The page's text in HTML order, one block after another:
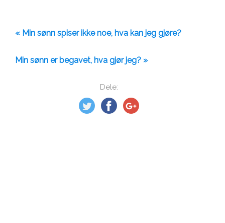
Dele:
« Min sønn spiser ikke noe, hva kan jeg gjøre?
Min sønn er begavet, hva gjør jeg? »